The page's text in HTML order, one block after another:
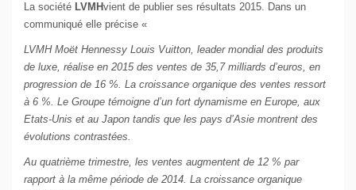
La société LVMHvient de publier ses résultats 2015. Dans un
communiqué elle précise «
LVMH Moët Hennessy Louis Vuitton, leader mondial des produits
de luxe, réalise en 2015 des ventes de 35,7 milliards d’euros, en
progression de 16 %. La croissance organique des ventes ressort
à 6 %. Le Groupe témoigne d’un fort dynamisme en Europe, aux
Etats-Unis et au Japon tandis que les pays d’Asie montrent des
évolutions contrastées.
Au quatrième trimestre, les ventes augmentent de 12 % par
rapport à la même période de 2014. La croissance organique